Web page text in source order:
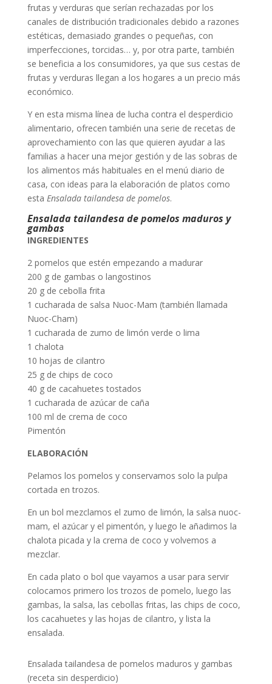
frutas y verduras que serían rechazadas por los
canales de distribución tradicionales debido a razones
estéticas, demasiado grandes o pequeñas, con
imperfecciones, torcidas… y, por otra parte, también
se beneficia a los consumidores, ya que sus cestas de
frutas y verduras llegan a los hogares a un precio más
económico.
Y en esta misma línea de lucha contra el desperdicio
alimentario, ofrecen también una serie de recetas de
aprovechamiento con las que quieren ayudar a las
familias a hacer una mejor gestión y de las sobras de
los alimentos más habituales en el menú diario de
casa, con ideas para la elaboración de platos como
esta Ensalada tailandesa de pomelos.
Ensalada tailandesa de pomelos maduros y
gambas
INGREDIENTES
2 pomelos que estén empezando a madurar
200 g de gambas o langostinos
20 g de cebolla frita
1 cucharada de salsa Nuoc-Mam (también llamada
Nuoc-Cham)
1 cucharada de zumo de limón verde o lima
1 chalota
10 hojas de cilantro
25 g de chips de coco
40 g de cacahuetes tostados
1 cucharada de azúcar de caña
100 ml de crema de coco
Pimentón
ELABORACIÓN
Pelamos los pomelos y conservamos solo la pulpa
cortada en trozos.
En un bol mezclamos el zumo de limón, la salsa nuoc-
mam, el azúcar y el pimentón, y luego le añadimos la
chalota picada y la crema de coco y volvemos a
mezclar.
En cada plato o bol que vayamos a usar para servir
colocamos primero los trozos de pomelo, luego las
gambas, la salsa, las cebollas fritas, las chips de coco,
los cacahuetes y las hojas de cilantro, y lista la
ensalada.
Ensalada tailandesa de pomelos maduros y gambas
(receta sin desperdicio)